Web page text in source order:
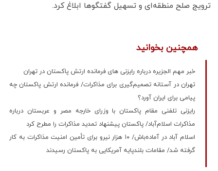
ترویج صلح منطقه‌ای و تسهیل گفتگوها ابلاغ کرد.
همچنین بخوانید
خبر مهم الجزیره درباره رایزنی های فرمانده ارتش پاکستان در تهران
تهران در آستانه تصمیم‌گیری برای مذاکرات/ فرمانده ارتش پاکستان چه
پیامی برای ایران آورد؟
رایزنی تلفنی مقام پاکستان با وزرای خارجه مصر و عربستان درباره
مذاکرات اسلام‌آباد/ پاکستان پیشنهاد تمدید مذاکرات را مطرح کرد
اسلام آباد در آماده‌باش/ ۱۰ هزار نیرو برای تأمین امنیت مذاکرات به کار
گرفته شد/ مقامات بلندپایه آمریکایی به پاکستان رسیدند